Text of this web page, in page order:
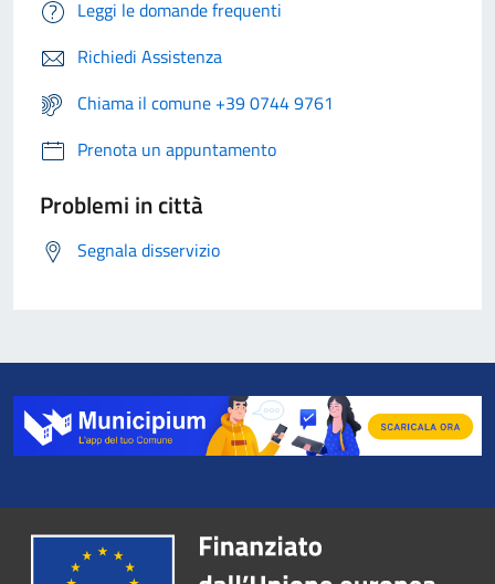
Leggi le domande frequenti
Richiedi Assistenza
Chiama il comune +39 0744 9761
Prenota un appuntamento
Problemi in città
Segnala disservizio